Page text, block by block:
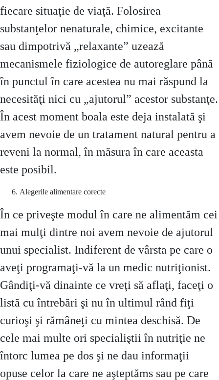
fiecare situaţie de viaţă. Folosirea
substanţelor nenaturale, chimice, excitante
sau dimpotrivă „relaxante” uzează
mecanismele fiziologice de autoreglare până
în punctul în care acestea nu mai răspund la
necesităţi nici cu „ajutorul” acestor substanţe.
În acest moment boala este deja instalată şi
avem nevoie de un tratament natural pentru a
reveni la normal, în măsura în care aceasta
este posibil.
Alegerile alimentare corecte
În ce priveşte modul în care ne alimentăm cei
mai mulţi dintre noi avem nevoie de ajutorul
unui specialist. Indiferent de vârsta pe care o
aveţi programaţi-vă la un medic nutriţionist.
Gândiţi-vă dinainte ce vreţi să aflaţi, faceţi o
listă cu întrebări şi nu în ultimul rând fiţi
curioşi şi rămâneţi cu mintea deschisă. De
cele mai multe ori specialiştii în nutriţie ne
întorc lumea pe dos şi ne dau informaţii
opuse celor la care ne aşteptăms sau pe care